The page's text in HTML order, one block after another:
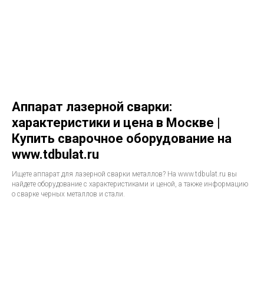
Аппарат лазерной сварки:
характеристики и цена в Москве |
Купить сварочное оборудование на
www.tdbulat.ru
Ищете аппарат для лазерной сварки металлов? На www.tdbulat.ru вы
найдете оборудование с характеристиками и ценой, а также информацию
о сварке черных металлов и стали.